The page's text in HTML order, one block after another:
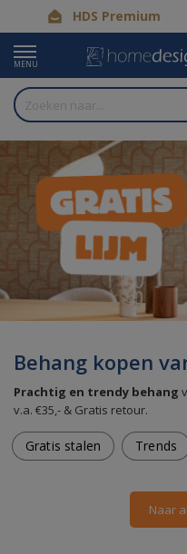
HDS Premium
MENU
Behang kopen
Prachtig en trendy behang
v.a. €35,- & Gratis retour.
Gratis stalen Trends
Naar